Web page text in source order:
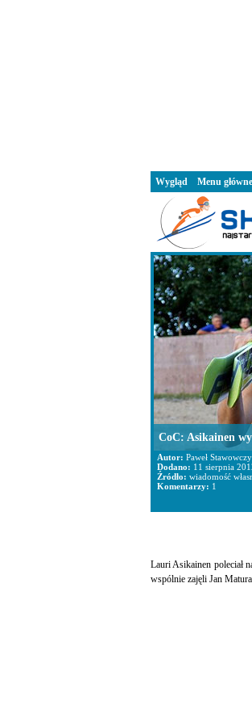
Lauri Asikainen poleciał
wspólnie zajęli Jan
CoC: Asikainen
Autor: Paweł
Dodano: 11 sierpnia
Źródło: wiadomość
Komentarzy: 1
Wygląd Menu główne